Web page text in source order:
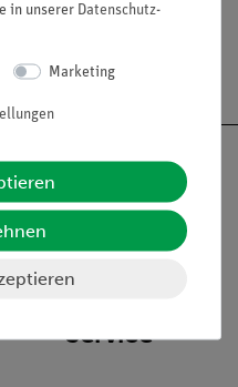
ab 300,- €
Service
in unserer Daten­schutz­
Marketing